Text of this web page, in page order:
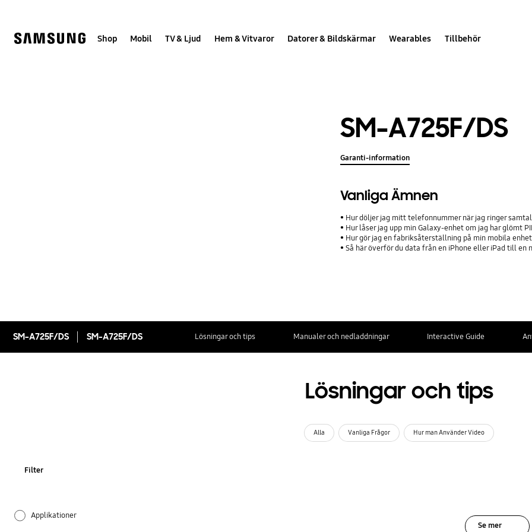
help
Shop Mobil TV & Ljud Hem & Vitvaror Datorer & Bildskärmar Wearables Tillbehör
SM-A725F/DS
Garanti-information
Vanliga Ämnen
Hur döljer jag mitt telefonnummer när jag ringer
Hur låser jag upp min Galaxy-enhet om jag har glömt
Hur gör jag en fabriksåterställning på min mobila
Så här överför du data från en iPhone eller iPad till en
SM-A725F/DS SM-A725F/DS Lösningar och tips Manualer och nedladdningar Interactive Guide
Lösningar och tips
Alla Vanliga Frågor Hur man Använder Video
Filter
Applikationer
Se mer